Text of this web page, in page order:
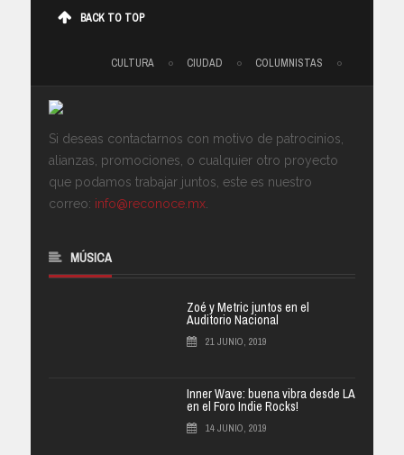
BACK TO TOP
CULTURA CIUDAD COLUMNISTAS
Si deseas contactarnos con motivo de patrocinios,
alianzas, promociones, o cualquier otro proyecto
que podamos trabajar juntos, este es nuestro
correo: info@reconoce.mx
MÚSICA
Zoé y Metric juntos en el
Auditorio Nacional
21 JUNIO, 2019
Inner Wave: buena vibra desde LA
en el Foro Indie Rocks!
14 JUNIO, 2019